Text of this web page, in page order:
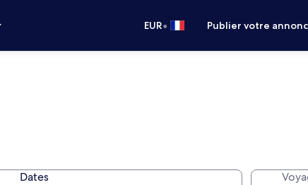
EUR• Publier votre
Dates